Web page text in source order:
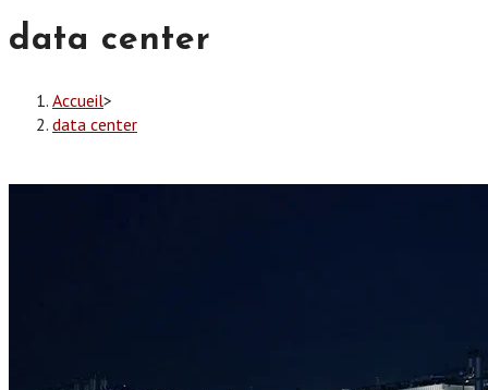
data center
Accueil>
data center